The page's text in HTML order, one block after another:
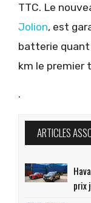
TTC. Le
Jolion, est
batterie quant
km le premier
.
ARTICLES
prix